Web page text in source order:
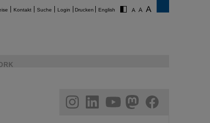
Kontakt Suche Login Drucken English
facebook